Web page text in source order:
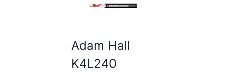
Adam Hall
K4L240